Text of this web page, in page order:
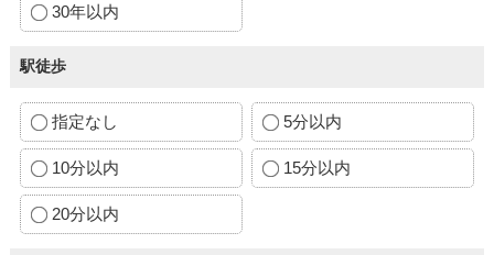
30年以内
駅徒歩
指定なし 5分以内
10分以内 15分以内
20分以内